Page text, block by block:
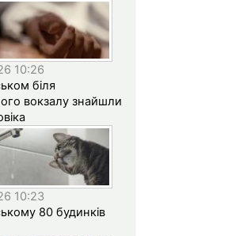
10:26
біля
вокзалу знайшли
10:23
80 будинків